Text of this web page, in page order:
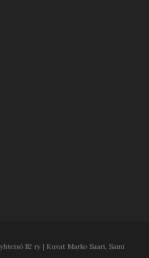
B2 ry | Kuvat Marko Saari, Sami